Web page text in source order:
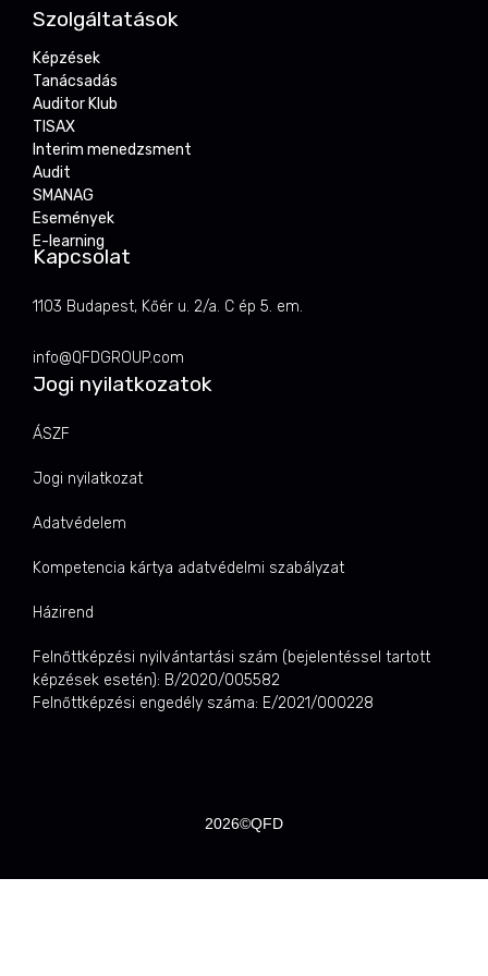
Szolgáltatások
Képzések
Tanácsadás
Auditor Klub
TISAX
Interim menedzsment
Audit
SMANAG
Események
E-learning
Kapcsolat
1103 Budapest, Kőér u. 2/a. C ép 5. em.
info@QFDGROUP.com
Jogi nyilatkozatok
ÁSZF
Jogi nyilatkozat
Adatvédelem
Kompetencia kártya adatvédelmi szabályzat
Házirend
Felnőttképzési nyilvántartási szám (bejelentéssel tartott
képzések esetén): B/2020/005582
Felnőttképzési engedély száma: E/2021/000228
2026©QFD